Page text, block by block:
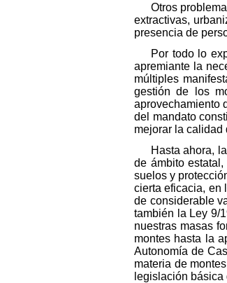
Otros
extractivas,
presencia de
Por todo lo
apremiante la
múltiples
gestión de los
aprovechamiento
del mandato
mejorar la calidad
Hasta ahora,
de ámbito
suelos y
cierta eficacia, en
de considerable
también la Ley 9/
nuestras masas
montes hasta la
Autonomía de
materia de
legislación